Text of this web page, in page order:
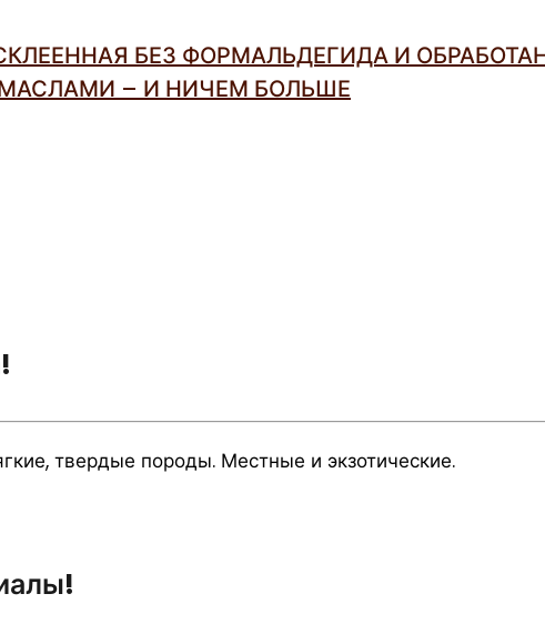
БЕЗ ФОРМАЛЬДЕГИДА И
– И НИЧЕМ БОЛЬШЕ
твердые породы. Местные и экзотические.